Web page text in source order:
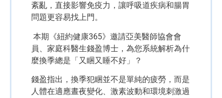
紊亂，直接影響免疫力，讓呼吸道疾病和腸胃
問題更容易找上門。
本期《紐約健康365》邀請亞美醫師協會會
員、家庭科醫生錢盈博士，為您系統解析為什
麼換季總是「又睏又睡不好」？
錢盈指出，換季犯睏並不是單純的疲勞，而是
人體在適應晝夜變化、激素波動和環境刺激過